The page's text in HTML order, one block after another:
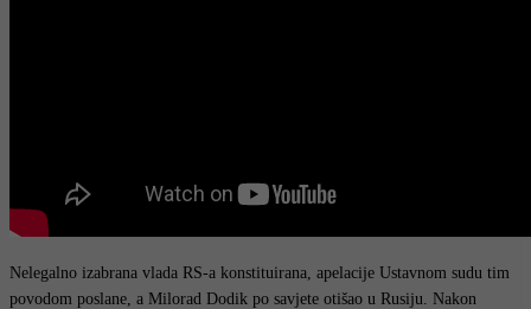
Nelegalno izabrana vlada RS-a konstituirana, apelacije Ustavnom sudu tim
povodom poslane, a Milorad Dodik po savjete otišao u Rusiju. Nakon